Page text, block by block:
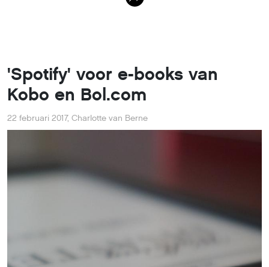
'Spotify' voor e-books van
Kobo en Bol.com
22 februari 2017, Charlotte van Berne